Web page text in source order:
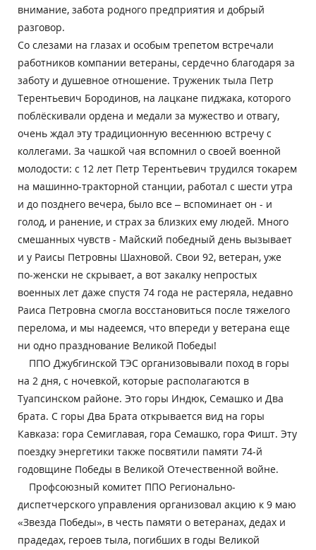
внимание, забота родного предприятия и добрый
разговор.
Со слезами на глазах и особым трепетом встречали
работников компании ветераны, сердечно благодаря за
заботу и душевное отношение. Труженик тыла Петр
Терентьевич Бородинов, на лацкане пиджака, которого
поблёскивали ордена и медали за мужество и отвагу,
очень ждал эту традиционную весеннюю встречу с
коллегами. За чашкой чая вспомнил о своей военной
молодости: с 12 лет Петр Терентьевич трудился токарем
на машинно-тракторной станции, работал с шести утра
и до позднего вечера, было все – вспоминает он - и
голод, и ранение, и страх за близких ему людей. Много
смешанных чувств - Майский победный день вызывает
и у Раисы Петровны Шахновой. Свои 92, ветеран, уже
по-женски не скрывает, а вот закалку непростых
военных лет даже спустя 74 года не растеряла, недавно
Раиса Петровна смогла восстановиться после тяжелого
перелома, и мы надеемся, что впереди у ветерана еще
ни одно празднование Великой Победы!
ППО Джубгинской ТЭС организовывали поход в горы
на 2 дня, с ночевкой, которые располагаются в
Туапсинском районе. Это горы Индюк, Семашко и Два
брата. С горы Два Брата открывается вид на горы
Кавказа: гора Семиглавая, гора Семашко, гора Фишт. Эту
поездку энергетики также посвятили памяти 74-й
годовщине Победы в Великой Отечественной войне.
Профсоюзный комитет ППО Регионально-
диспетчерского управления организовал акцию к 9 маю
«Звезда Победы», в честь памяти о ветеранах, дедах и
прадедах, героев тыла, погибших в годы Великой